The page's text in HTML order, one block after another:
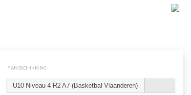
RANGSCHIKKING
U10 Niveau 4 R2 A7 (Basketbal Vlaanderen)